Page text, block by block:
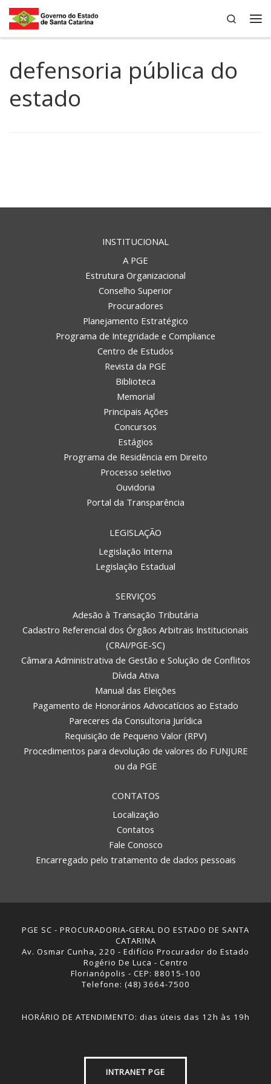
Skip to content
Search
defensoria pública do
estado
INSTITUCIONAL
A PGE
Estrutura Organizacional
Conselho Superior
Procuradores
Planejamento Estratégico
Programa de Integridade e Compliance
Centro de Estudos
Revista da PGE
Biblioteca
Memorial
Principais Ações
Concursos
Estágios
Programa de Residência em Direito
Processo seletivo
Ouvidoria
Portal da Transparência
LEGISLAÇÃO
Legislação Interna
Legislação Estadual
SERVIÇOS
Adesão à Transação Tributária
Cadastro Referencial dos Órgãos Arbitrais Institucionais
(CRAI/PGE-SC)
Câmara Administrativa de Gestão e Solução de Conflitos
Dívida Ativa
Manual das Eleições
Pagamento de Honorários Advocatícios ao Estado
Pareceres da Consultoria Jurídica
Requisição de Pequeno Valor (RPV)
Procedimentos para devolução de valores do FUNJURE
ou da PGE
CONTATOS
Localização
Contatos
Fale Conosco
Encarregado pelo tratamento de dados pessoais
PGE SC - PROCURADORIA-GERAL DO ESTADO DE SANTA
CATARINA
Av. Osmar Cunha, 220 - Edifício Procurador do Estado
Rogério De Luca - Centro
Florianópolis - CEP: 88015-100
Telefone: (48) 3664-7500
HORÁRIO DE ATENDIMENTO: dias úteis das 12h às 19h
INTRANET PGE